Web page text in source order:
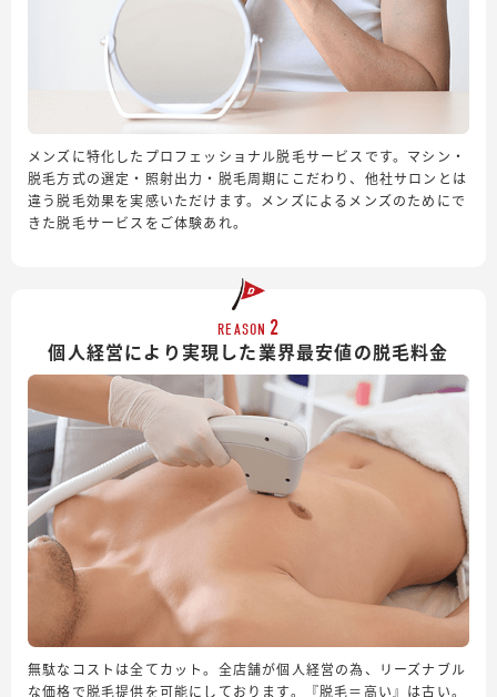
メンズに特化したプロフェッショナル脱毛サービスです。マシン・
脱毛方式の選定・照射出力・脱毛周期にこだわり、他社サロンとは
違う脱毛効果を実感いただけます。メンズによるメンズのためにで
きた脱毛サービスをご体験あれ。
REASON 2
個人経営により実現した業界最安値の脱毛料金
無駄なコストは全てカット。全店舗が個人経営の為、リーズナブル
な価格で脱毛提供を可能にしております。『脱毛＝高い』は古い。